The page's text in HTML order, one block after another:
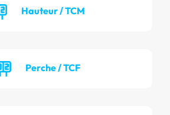
Hauteur / TCM
Perche / TCF